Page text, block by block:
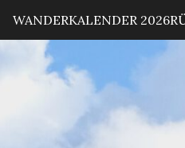
WANDERKALENDER 2026